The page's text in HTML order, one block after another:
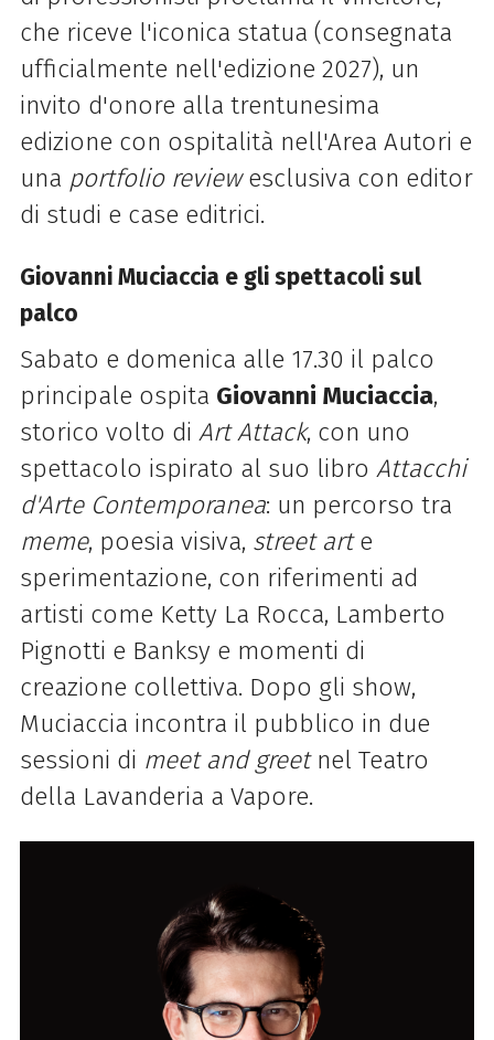
che riceve l'iconica statua (consegnata
ufficialmente nell'edizione 2027), un
invito d'onore alla trentunesima
edizione con ospitalità nell'Area Autori e
una portfolio reviewesclusiva con editor
di studi e case editrici.
Giovanni Muciaccia e gli spettacoli sul
palco
Sabato e domenica alle 17.30 il palco
principale ospita Giovanni Muciaccia,
storico volto di Art Attack, con uno
spettacolo ispirato al suo libro Attacchi
d'Arte Contemporanea: un percorso tra
meme, poesia visiva, street arte
sperimentazione, con riferimenti ad
artisti come Ketty La Rocca, Lamberto
Pignotti e Banksy e momenti di
creazione collettiva. Dopo gli show,
Muciaccia incontra il pubblico in due
sessioni di meet and greetnel Teatro
della Lavanderia a Vapore.